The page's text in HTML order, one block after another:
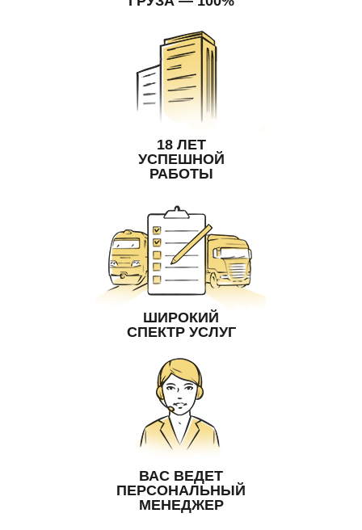
18 ЛЕТ
УСПЕШНОЙ
РАБОТЫ
ШИРОКИЙ
СПЕКТР УСЛУГ
ВАС ВЕДЕТ
ПЕРСОНАЛЬНЫЙ
МЕНЕДЖЕР